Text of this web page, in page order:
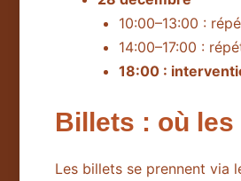
10:00–13:00 :
14:00–17:00 :
18:00 :
Billets : où
Les billets se prennent via